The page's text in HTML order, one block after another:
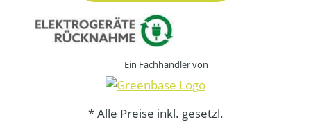
Ein Fachhändler von
* Alle Preise inkl. gesetzl.